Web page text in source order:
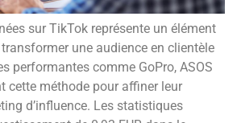
sur TikTok représente un élément
une audience en clientèle
performantes comme GoPro, ASOS
cette méthode pour affiner leur
d’influence. Les statistiques